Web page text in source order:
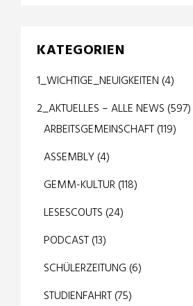
KATEGORIEN
1_WICHTIGE_NEUIGKEITEN (4)
2_AKTUELLES – ALLE NEWS (597)
ARBEITSGEMEINSCHAFT(119)
ASSEMBLY(4)
GEMM-KULTUR(118)
LESESCOUTS (24)
PODCAST(13)
SCHÜLERZEITUNG (6)
STUDIENFAHRT(75)